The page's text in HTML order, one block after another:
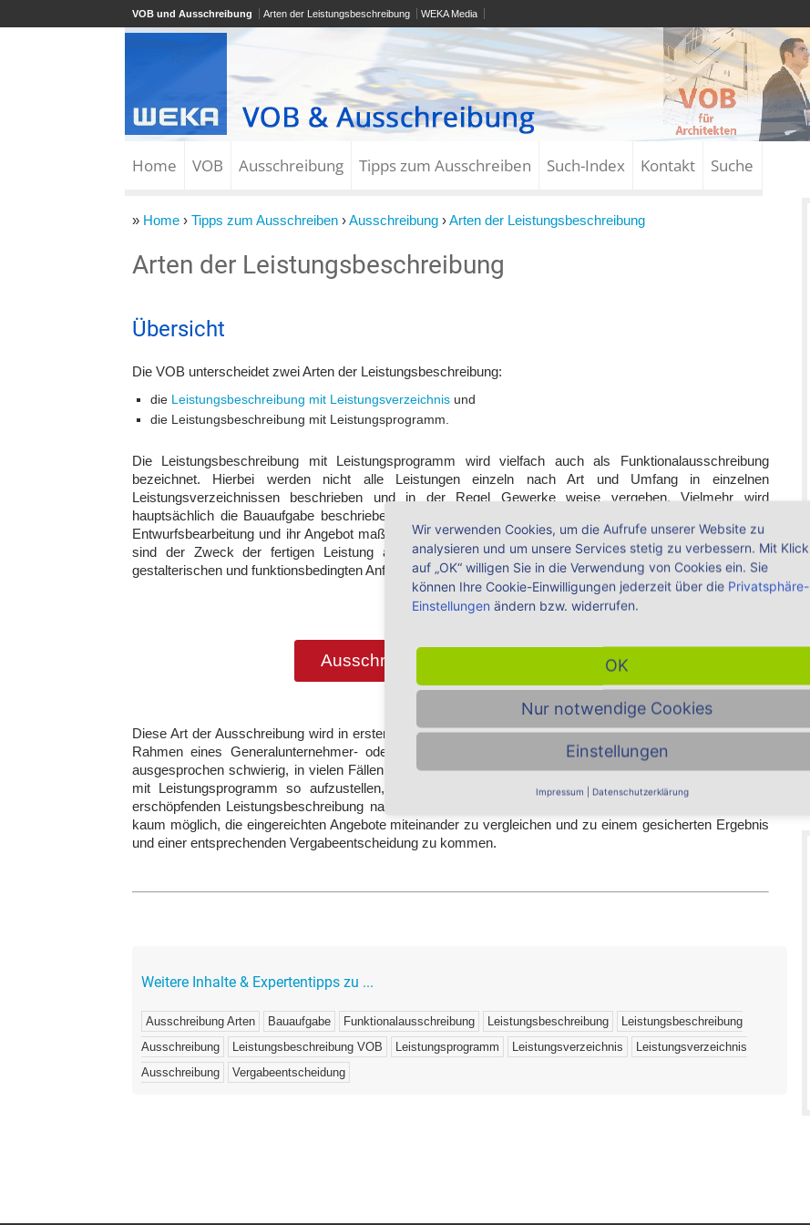
VOB und Ausschreibung Arten der Leistungsbeschreibung WEKA Media
Home VOB Ausschreibung Tipps zum Ausschreiben Such-Index Kontakt Suche
» Home › Tipps zum Ausschreiben ›Ausschreibung ›Arten der Leistungsbeschreibung
Arten der Leistungsbeschreibung
Übersicht
Die VOB unterscheidet zwei Arten der Leistungsbeschreibung:
die Leistungsbeschreibung mit Leistungsverzeichnis und
die Leistungsbeschreibung mit Leistungsprogramm.
Die Leistungsbeschreibung mit Leistungsprogramm wird vielfach auch als Funktionalausschreibung
bezeichnet. Hierbei werden nicht alle Leistungen einzeln nach Art und Umfang in einzelnen
Leistungsverzeichnissen beschrieben und in der Regel Gewerke weise vergeben. Vielmehr wird
hauptsächlich die Bauaufgabe beschrieben. Aus dieser Beschreibung müssen die Bewerber alle für die
Entwurfsbearbeitung und ihr Angebot maßgebenden Bedingungen und Umstände erkennen können. Dazu
sind der Zweck der fertigen Leistung als auch die an sie gestellten technischen, wirtschaftlichen,
gestalterischen und funktionsbedingten Anforderungen anzugeben.
Ausschreibung - Alle Produkte ►
Diese Art der Ausschreibung wird in erster Linie angewendet, wenn der Auftraggeber das Bauvorhaben im
Rahmen eines Generalunternehmer- oder Generalübernehmerauftrags vergeben will. Allerdings ist es
ausgesprochen schwierig, in vielen Fällen vielleicht sogar nahezu unmöglich, eine Leistungsbeschreibung
mit Leistungsprogramm so aufzustellen, dass diese den Anforderungen nach einer eindeutigen und
erschöpfenden Leistungsbeschreibung nach § 9 Nr. 1 VOB/A entspricht. Dadurch ist es in vielen Fällen
kaum möglich, die eingereichten Angebote miteinander zu vergleichen und zu einem gesicherten Ergebnis
und einer entsprechenden Vergabeentscheidung zu kommen.
Weitere Inhalte & Expertentipps zu ...
Ausschreibung Arten Bauaufgabe Funktionalausschreibung Leistungsbeschreibung
Leistungsbeschreibung
Ausschreibung
Leistungsbeschreibung VOB Leistungsprogramm Leistungsverzeichnis
Leistungsverzeichnis
Ausschreibung
Vergabeentscheidung
Wir verwenden Cookies, um die Aufrufe unserer Website zu
analysieren und um unsere Services stetig zu verbessern. Mit Klick
auf „OK“ willigen Sie in die Verwendung von Cookies ein. Sie
können Ihre Cookie-Einwilligungen jederzeit über die Privatsphäre-
Einstellungen ändern bzw. widerrufen.
OK
Nur notwendige Cookies
Einstellungen
Impressum Datenschutzerklärung